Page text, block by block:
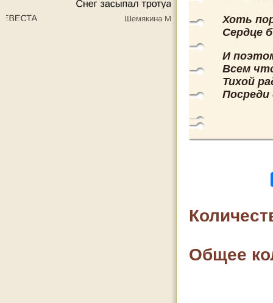
Хоть
Сердце
И
Всем
Тихой
Посреди
Общее